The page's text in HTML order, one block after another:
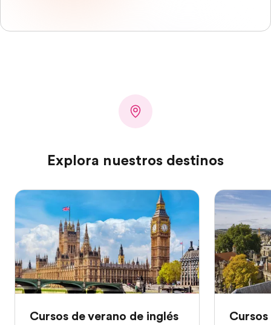
Explora nuestros destinos
Cursos de verano de inglés